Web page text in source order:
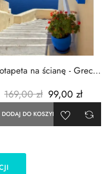
na ścianę - Grecja
169,00 zł 99,00 zł
DODAJ DO KOSZYKA